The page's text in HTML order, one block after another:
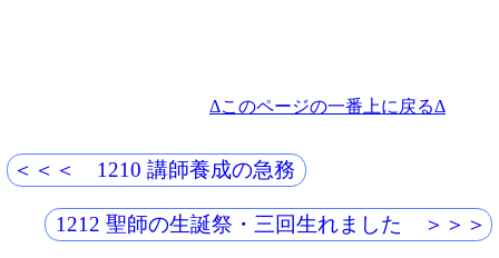
Δこのページの一番上に戻るΔ
＜＜＜ 1210 講師養成の急務
1212 聖師の生誕祭・三回生れました ＞＞＞